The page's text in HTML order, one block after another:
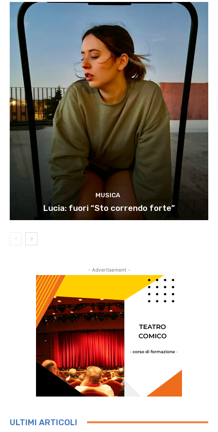
MUSICA
Lucia: fuori “Sto correndo forte”
- Advertisement -
ULTIMI ARTICOLI